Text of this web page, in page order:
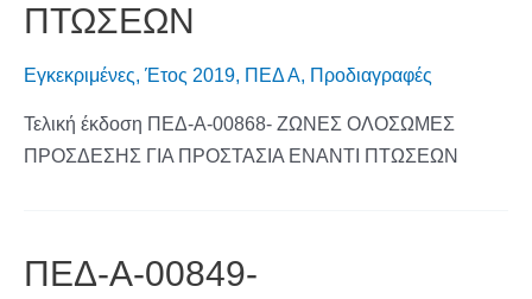
ΠΤΩΣΕΩΝ
Εγκεκριμένες, Έτος 2019, ΠΕΔ Α, Προδιαγραφές
Τελική έκδοση ΠΕΔ-Α-00868- ΖΩΝΕΣ ΟΛΟΣΩΜΕΣ
ΠΡΟΣΔΕΣΗΣ ΓΙΑ ΠΡΟΣΤΑΣΙΑ ΕΝΑΝΤΙ ΠΤΩΣΕΩΝ
ΠΕΔ-Α-00849-